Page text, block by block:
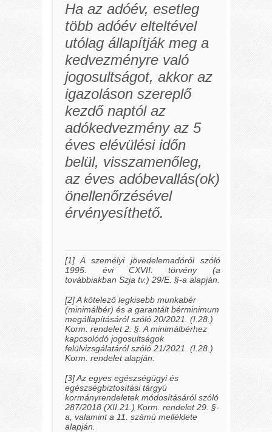
Ha az adóév, esetleg
több adóév elteltével
utólag állapítják meg a
kedvezményre való
jogosultságot, akkor az
igazoláson szereplő
kezdő naptól az
adókedvezmény az 5
éves elévülési időn
belül, visszamenőleg,
az éves adóbevallás(ok)
önellenőrzésével
érvényesíthető.
[1] A személyi jövedelemadóról szóló
1995. évi CXVII. törvény (a
továbbiakban Szja tv.) 29/E. §-a alapján.
[2] A kötelező legkisebb munkabér
(minimálbér) és a garantált bérminimum
megállapításáról szóló 20/2021. (I.28.)
Korm. rendelet 2. §. A minimálbérhez
kapcsolódó jogosultságok
felülvizsgálatáról szóló 21/2021. (I.28.)
Korm. rendelet alapján.
[3] Az egyes egészségügyi és
egészségbiztosítási tárgyú
kormányrendeletek módosításáról szóló
287/2018 (XII.21.) Korm. rendelet 29. §-
a, valamint a 11. számú melléklete
alapján.